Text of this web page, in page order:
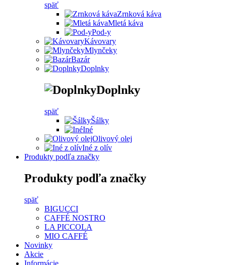
späť
Zrnková káva
Mletá káva
Pod-y
Kávovary
Mlynčeky
Bazár
Doplnky
Doplnky
späť
Šálky
Iné
Olivový olej
Iné z olív
Produkty podľa značky
Produkty podľa značky
späť
BIGUCCI
CAFFÉ NOSTRO
LA PICCOLA
MIO CAFFÉ
Novinky
Akcie
Informácie